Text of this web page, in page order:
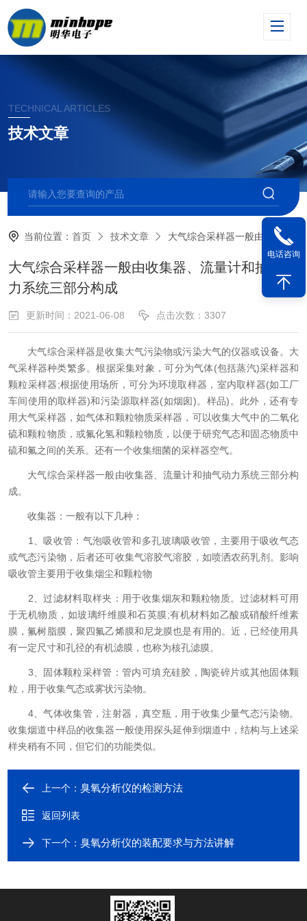
TECHNICAL ARTICLES
技术文章
当前位置：首页 技术文章 大气综合采样器一般由收集器、流量计和抽气动力系统三部分构成
大气综合采样器一般由收集器、流量计和抽气动
力系统三部分构成
更新时间：2021-06-08 点击次数：3307
大气综合采样器是收集大气污染物或污染大气的仪器或设备。大
气采样器种类繁多。根据采集对象，可分为气体(包括蒸汽)采样器和
颗粒采样器;根据使用场所，可分为环境取样器，室内取样器(如工厂
车间使用的取样器)和污染源取样器(如烟囱)。样品)。此外，还有专
用大气采样器，如气体和颗粒物质采样器，可以收集大气中的二氧化
硫和颗粒物质，或氟化氢和颗粒物质，以便于研究气态和固态物质中
硫和氟之间的关系。还有一个收集细菌的采样器空气。
大气综合采样器一般由收集器、流量计和抽气动力系统三部分构
成。
收集器：一般有以下几种：
1、吸收管：气泡吸收管和多孔玻璃吸收管，主要用于吸收气态
或气态污染物，后者还可收集气溶胶气溶胶，如喷洒农药乳剂。影响
吸收管主要用于收集烟尘和颗粒物
2、过滤材料取样夹：用于收集烟灰和颗粒物质。过滤材料可用
于无机物质，如玻璃纤维膜和石英膜;有机材料如乙酸或硝酸纤维素
膜，氟树脂膜，聚四氟乙烯膜和尼龙膜也是有用的。近，已经使用具
有一定尺寸和孔径的有机滤膜，也称为核孔滤膜。
3、固体颗粒采样管：管内可填充硅胶，陶瓷碎片或其他固体颗
粒，用于收集气态或雾状污染物。
4、气体收集管，注射器，真空瓶，用于收集少量气态污染物。
收集烟道中样品的收集器一般使用探头延伸到烟道中，结构与上述采
样夹稍有不同，但它们的功能类似。
上一个：臭氧分析仪的检测方法
返回列表
下一个：臭氧分析仪的装配要求与方法讲解
电话咨询